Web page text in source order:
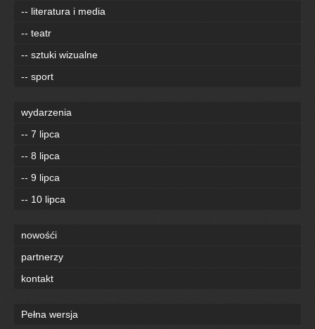
-- literatura i media
-- teatr
-- sztuki wizualne
-- sport
wydarzenia
-- 7 lipca
-- 8 lipca
-- 9 lipca
-- 10 lipca
nowośći
partnerzy
kontakt
Pełna wersja